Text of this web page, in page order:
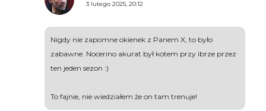
3 lutego 2025, 20:12
Nigdy nie zapomne okienek z Panem X, to było
zabawne. Nocerino akurat był kotem przy ibrze przez
ten jeden sezon :)
To fajnie, nie wiedziałem że on tam trenuje!